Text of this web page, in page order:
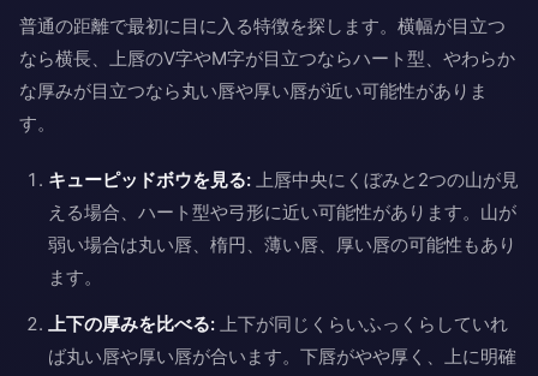
普通の距離で最初に目に入る特徴を探します。横幅が目立つ
なら横長、上唇のV字やM字が目立つならハート型、やわらか
な厚みが目立つなら丸い唇や厚い唇が近い可能性がありま
す。
キューピッドボウを見る: 上唇中央にくぼみと2つの山が見
える場合、ハート型や弓形に近い可能性があります。山が
弱い場合は丸い唇、楕円、薄い唇、厚い唇の可能性もあり
ます。
上下の厚みを比べる: 上下が同じくらいふっくらしていれ
ば丸い唇や厚い唇が合います。下唇がやや厚く、上に明確